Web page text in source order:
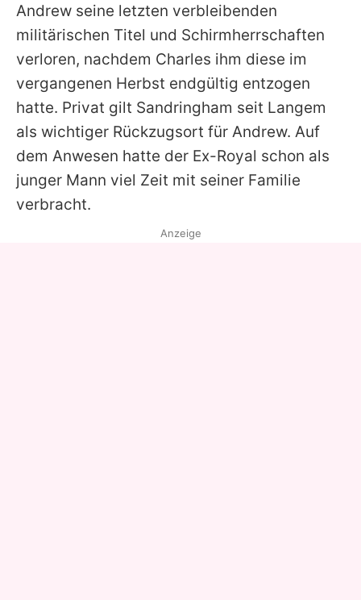
Andrew seine letzten verbleibenden
militärischen Titel und Schirmherrschaften
verloren, nachdem Charles ihm diese im
vergangenen Herbst endgültig entzogen
hatte. Privat gilt Sandringham seit Langem
als wichtiger Rückzugsort für Andrew. Auf
dem Anwesen hatte der Ex-Royal schon als
junger Mann viel Zeit mit seiner Familie
verbracht.
Anzeige